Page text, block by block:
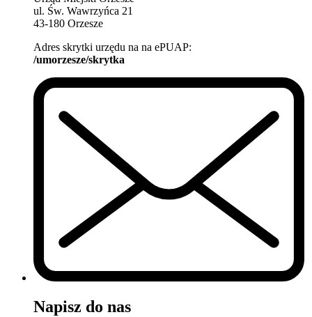
ul. Św. Wawrzyńca 21
43-180 Orzesze
Adres skrytki urzędu na na ePUAP:
/umorzesze/skrytka
Napisz do nas